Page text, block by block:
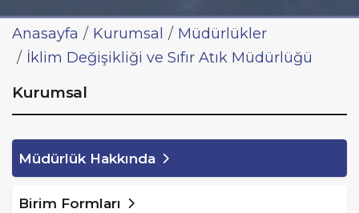
Anasayfa Kurumsal
Müdürlükler
İklim Değişikliği ve Sıfır Atık Müdürlüğü
Kurumsal
Müdürlük Hakkında
Birim Formları